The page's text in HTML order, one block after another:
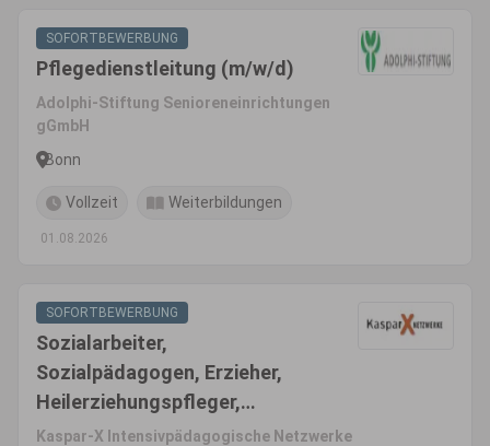
SOFORTBEWERBUNG
Pflegedienstleitung (m/w/d)
Adolphi-Stiftung Senioreneinrichtungen
gGmbH
Bonn
Vollzeit Weiterbildungen
01.08.2026
SOFORTBEWERBUNG
Sozialarbeiter,
Sozialpädagogen, Erzieher,
Heilerziehungspfleger,
pädagogische Fachkräfte
Kaspar-X Intensivpädagogische Netzwerke